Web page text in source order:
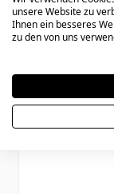
Special Price
unsere Website zu
Ihnen ein besseres
zu den von uns